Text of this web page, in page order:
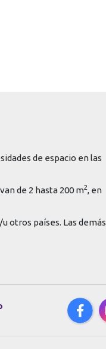
de espacio en las
de 2 hasta 200 m2, en
otros países. Las demás